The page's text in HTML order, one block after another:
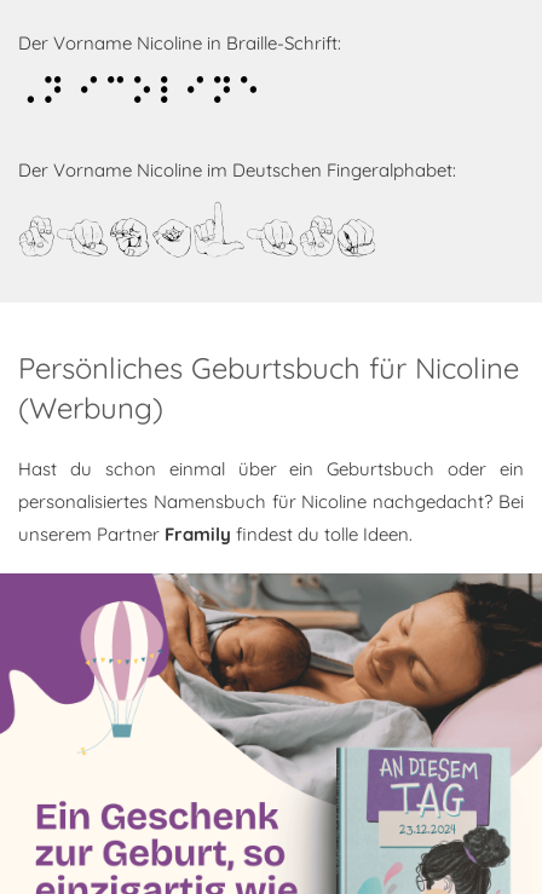
Der Vorname Nicoline in Braille-Schrift:
Nicoline
Der Vorname Nicoline im Deutschen Fingeralphabet:
Nicoline
Persönliches Geburtsbuch für Nicoline
(Werbung)
Hast du schon einmal über ein Geburtsbuch oder ein
personalisiertes Namensbuch für Nicoline nachgedacht? Bei
unserem Partner Framily findest du tolle Ideen.